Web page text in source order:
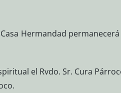
Hermandad
el Rvdo. Sr. Cura